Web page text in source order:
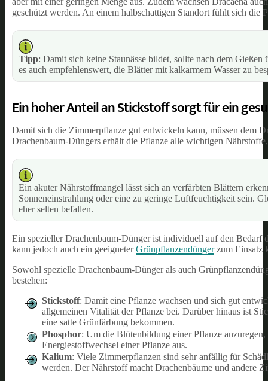
geschützt werden. An einem halbschattigen Standort fühlt sich die
Tipp: Damit sich keine Staunässe bildet, sollte nach dem
es auch empfehlenswert, die Blätter mit kalkarmem Wasser zu
Ein hoher Anteil an Stickstoff sorgt für ein
Damit sich die Zimmerpflanze gut entwickeln kann, müssen dem
Drachenbaum-Düngers erhält die Pflanze alle wichtigen
Ein akuter Nährstoffmangel lässt sich an verfärbten Blättern
Sonneneinstrahlung oder eine zu geringe Luftfeuchtigkeit sein.
eher selten befallen.
Ein spezieller Drachenbaum-Dünger ist individuell auf den Bedarf
kann jedoch auch ein geeigneterGrünpflanzendüngerzum Einsatz
Sowohl spezielle Drachenbaum-Dünger als auch
bestehen:
Stickstoff: Damit eine Pflanze wachsen und sich gut
allgemeinen Vitalität der Pflanze bei. Darüber hinaus ist
eine satte Grünfärbung bekommen.
Phosphor: Um die Blütenbildung einer Pflanze
Energiestoffwechsel einer Pflanze aus.
Kalium: Viele Zimmerpflanzen sind sehr anfällig für
werden. Der Nährstoff macht Drachenbäume und andere